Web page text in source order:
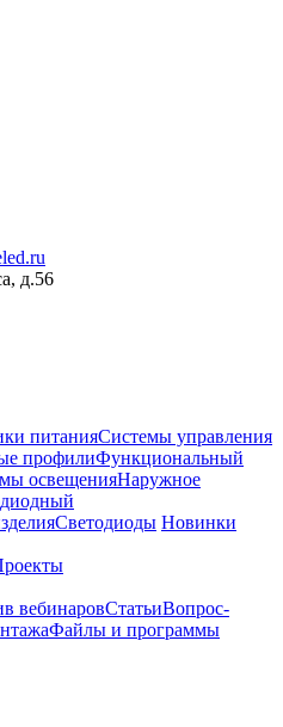
д.56
питанияСистемы управления
профилиФункциональный
освещенияНаружное
Светодиоды Новинки
вебинаровСтатьиВопрос-
Файлы и программы